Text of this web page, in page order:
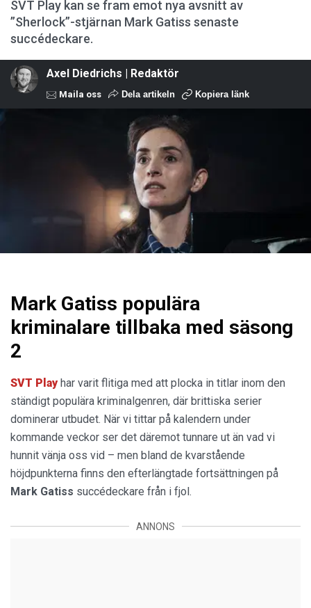
SVT Play kan se fram emot nya avsnitt av
”Sherlock”-stjärnan Mark Gatiss senaste
succédeckare.
Axel Diedrichs | Redaktör
Maila oss Dela artikeln Kopiera länk
Mark Gatiss populära
kriminalare tillbaka med säsong
2
SVT Playhar varit flitiga med att plocka in titlar inom den
ständigt populära kriminalgenren, där brittiska serier
dominerar utbudet. När vi tittar på kalendern under
kommande veckor ser det däremot tunnare ut än vad vi
hunnit vänja oss vid – men bland de kvarstående
höjdpunkterna finns den efterlängtade fortsättningen på
Mark Gatiss succédeckare från i fjol.
ANNONS